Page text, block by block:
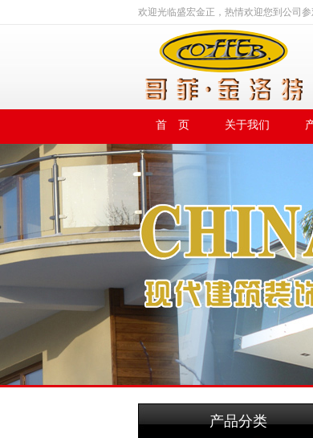
欢迎光临盛宏金正，热情欢迎您到公司参
首 页 关于我们
产品分类